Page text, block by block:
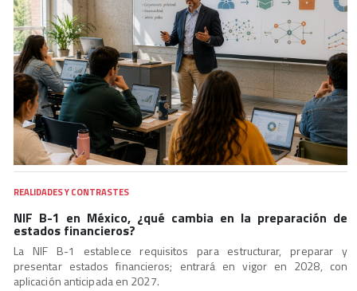
REALIDADES Y CONTRASTES
NIF B-1 en México, ¿qué cambia en la preparación de
estados financieros?
La NIF B-1 establece requisitos para estructurar, preparar y
presentar estados financieros; entrará en vigor en 2028, con
aplicación anticipada en 2027.